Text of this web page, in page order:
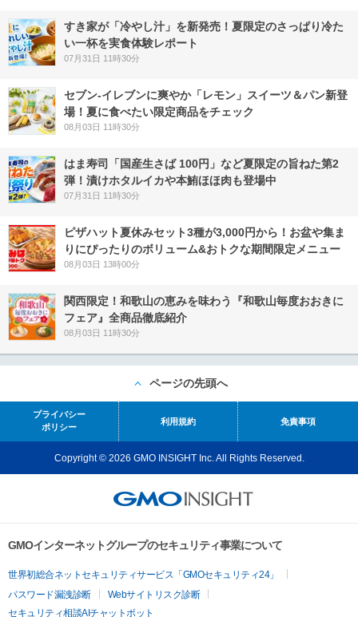
すき家が「冷やし汁」を新発売！夏限定のさっぱり冷た
い一杯を実食体験レポート
07月31日 11時30分
セブン‐イレブンに爽やか「レモン」スイーツ＆パン新登
場！夏に食べたい限定商品をチェック
08月03日 11時30分
はま寿司「国産生さば 100円」など夏限定の旨ねた第2
弾！漬けホタルイカや本鮪ほほ肉も登場中
07月31日 11時30分
ピザハット夏休みセット3種が3,000円から！お盆や集ま
りにぴったりのボリューム&おトクな期間限定メニュー
08月03日 13時00分
関西限定！和歌山の恵みを味わう『和歌山毎度おおきに
フェア』全商品徹底紹介
08月03日 11時30分
ページの先頭へ
プライバシー
ポリシー
利用規約 免責事項
Copyright © 2026 GMO INSIGHT Inc. All Rights Reserved.
GMOインターネットグループのセキュリティ事業について
世界初総合ネットセキュリティサービス「GMOセキュリティ24」
パスワード漏洩診断
Webサイトリスク診断
セキュリティ相談AIチャットボット